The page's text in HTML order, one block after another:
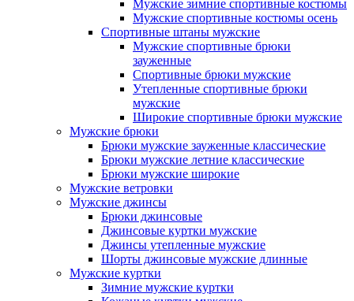
Мужские зимние спортивные костюмы
Мужские спортивные костюмы осень
Спортивные штаны мужские
Мужские спортивные брюки
зауженные
Спортивные брюки мужские
Утепленные спортивные брюки
мужские
Широкие спортивные брюки мужские
Мужские брюки
Брюки мужские зауженные классические
Брюки мужские летние классические
Брюки мужские широкие
Мужские ветровки
Мужские джинсы
Брюки джинсовые
Джинсовые куртки мужские
Джинсы утепленные мужские
Шорты джинсовые мужские длинные
Мужские куртки
Зимние мужские куртки